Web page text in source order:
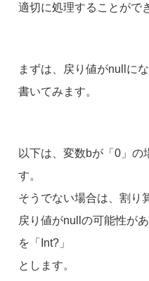
適切に処理することがで
まずは、戻り値がnullに
書いてみます。
以下は、変数bが「0」の
す。
そうでない場合は、割り
戻り値がnullの可能性が
を「Int?」
とします。